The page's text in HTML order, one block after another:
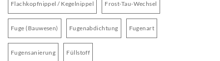
Flachkopfnippel / Kegelnippel Frost-Tau-Wechsel
Fuge (Bauwesen) Fugenabdichtung Fugenart
Fugensanierung Füllstoff